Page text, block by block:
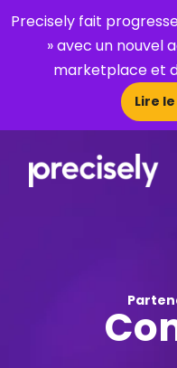
Precisely fait
» avec un nouvel
marketplace et
Lire